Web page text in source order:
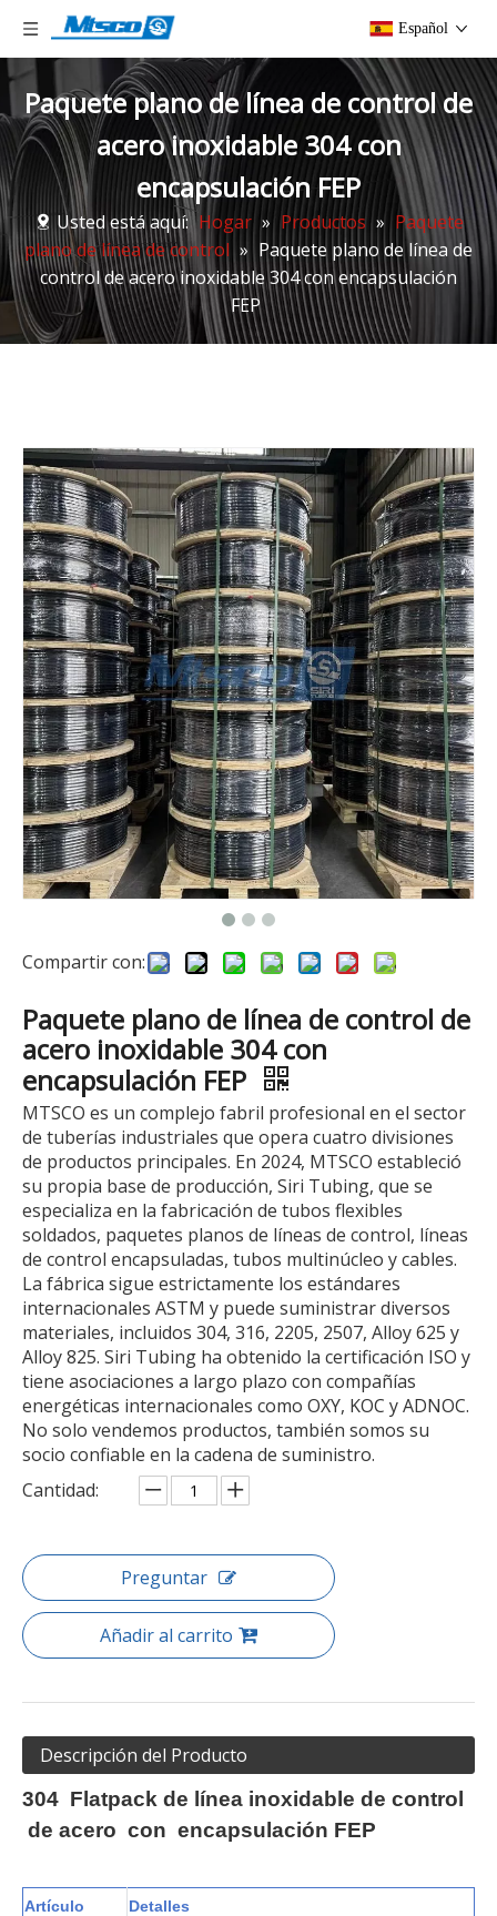
Español
Paquete plano de línea de control de
acero inoxidable 304 con
encapsulación FEP
Usted está aquí: Hogar » Productos » Paquete
plano de línea de control » Paquete plano de línea de
control de acero inoxidable 304 con encapsulación
FEP
Compartir con:
Paquete plano de línea de control de
acero inoxidable 304 con
encapsulación FEP
MTSCO es un complejo fabril profesional en el sector
de tuberías industriales que opera cuatro divisiones
de productos principales. En 2024, MTSCO estableció
su propia base de producción, Siri Tubing, que se
especializa en la fabricación de tubos flexibles
soldados, paquetes planos de líneas de control, líneas
de control encapsuladas, tubos multinúcleo y cables.
La fábrica sigue estrictamente los estándares
internacionales ASTM y puede suministrar diversos
materiales, incluidos 304, 316, 2205, 2507, Alloy 625 y
Alloy 825. Siri Tubing ha obtenido la certificación ISO y
tiene asociaciones a largo plazo con compañías
energéticas internacionales como OXY, KOC y ADNOC.
No solo vendemos productos, también somos su
socio confiable en la cadena de suministro.
Cantidad:
Preguntar
Añadir al carrito
Descripción del Producto
304 Flatpack de línea inoxidable de control
de acero con encapsulación FEP
Artículo
Detalles